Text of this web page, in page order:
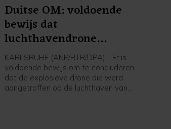
Duitse OM: voldoende
bewijs dat
luchthavendrone
aanslagpoging was
KARLSRUHE (ANP/RTR/DPA) - Er is
voldoende bewijs om te concluderen
dat de explosieve drone die werd
aangetroffen op de luchthaven van